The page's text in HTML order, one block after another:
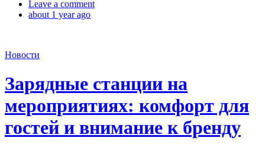
Leave a comment
about 1 year ago
Новости
Зарядные станции на
мероприятиях: комфорт для
гостей и внимание к бренду